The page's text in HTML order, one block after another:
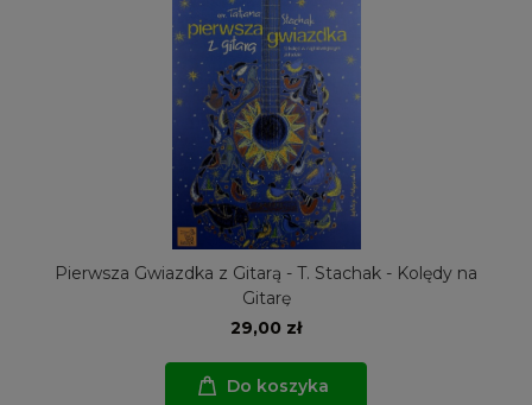
Pierwsza Gwiazdka z Gitarą - T. Stachak - Kolędy na
Gitarę
29,00 zł
Do koszyka